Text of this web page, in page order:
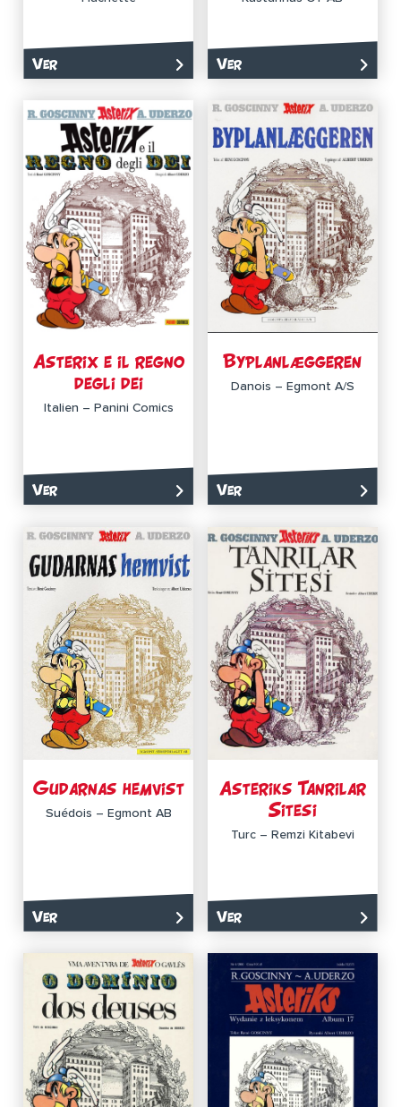
Ver Ver
Asterix e il regno
degli dei
Italien – Panini Comics
Ver
Byplanlæggeren
Danois – Egmont A/S
Ver
Gudarnas hemvist
Suédois – Egmont AB
Ver
Asteriks Tanrilar
Sitesi
Turc – Remzi Kitabevi
Ver